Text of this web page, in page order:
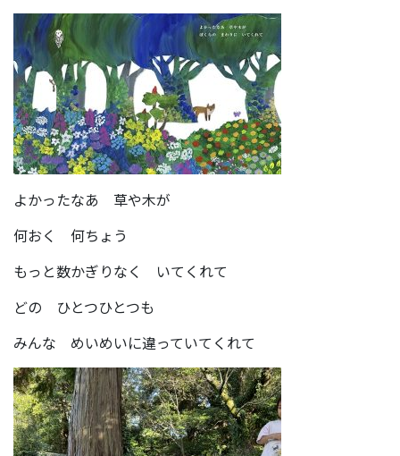
よかったなあ 草や木が
何おく 何ちょう
もっと数かぎりなく いてくれて
どの ひとつひとつも
みんな めいめいに違っていてくれて